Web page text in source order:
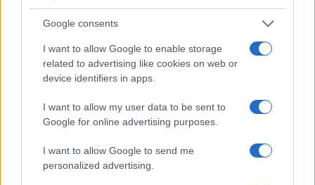
Google consents
I want to allow Google to enable storage
related to advertising like cookies on web or
device identifiers in apps.
I want to allow my user data to be sent to
Google for online advertising purposes.
I want to allow Google to send me
personalized advertising.
Meteo Olbia 9 agosto, temperature in calo
va avanti: “Sicilia, ci sono”